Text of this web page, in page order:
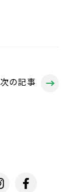
次の記事